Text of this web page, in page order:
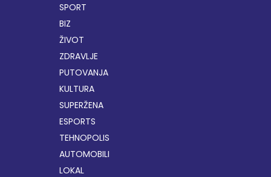
SPORT
BIZ
ŽIVOT
ZDRAVLJE
PUTOVANJA
KULTURA
SUPERŽENA
ESPORTS
TEHNOPOLIS
AUTOMOBILI
LOKAL